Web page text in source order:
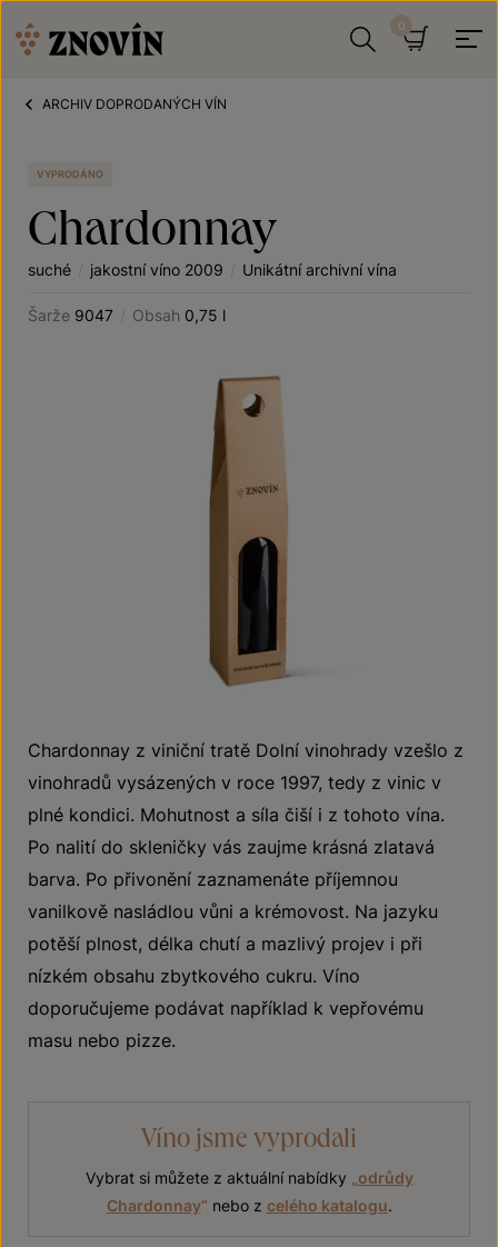
ARCHIV DOPRODANÝCH VÍN
VYPRODÁNO
Chardonnay
suché / jakostní víno 2009 / Unikátní archivní vína
Šarže 9047 / Obsah 0,75 l
Chardonnay z viniční tratě Dolní vinohrady vzešlo z
vinohradů vysázených v roce 1997, tedy z vinic v
plné kondici. Mohutnost a síla čiší i z tohoto vína.
Po nalití do skleničky vás zaujme krásná zlatavá
barva. Po přivonění zaznamenáte příjemnou
vanilkově nasládlou vůni a krémovost. Na jazyku
potěší plnost, délka chutí a mazlivý projev i při
nízkém obsahu zbytkového cukru. Víno
doporučujeme podávat například k vepřovému
masu nebo pizze.
Víno jsme vyprodali
Vybrat si můžete z aktuální nabídky
odrůdy
Chardonnay“ nebo z celého katalogu.